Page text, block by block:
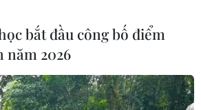
tiêu thụ bình quân đạt 8.053
mạnh chủ trương của Chính
phổ biến xăng sinh học E5,
1/2018, Sở Công Thương
Minh đã yêu cầu lực lượng
bắt đầu công bố điểm
năm 2026